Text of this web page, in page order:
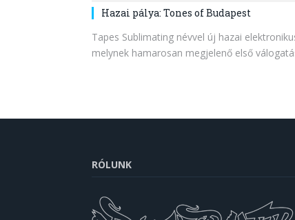
Hazai pálya: Tones of Budapest
Tapes Sublimating névvel új hazai
melynek hamarosan megjelenő első
RÓLUNK